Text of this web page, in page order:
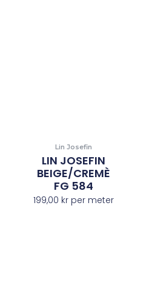
Lin Josefin
LIN JOSEFIN
BEIGE/CREMÈ
FG 584
199,00 kr per meter